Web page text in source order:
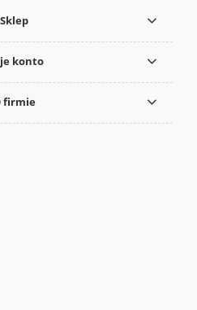
Sklep
konto
firmie